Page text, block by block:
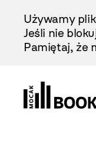
Treści
Używamy
Jeśli nie
Pamiętaj, że